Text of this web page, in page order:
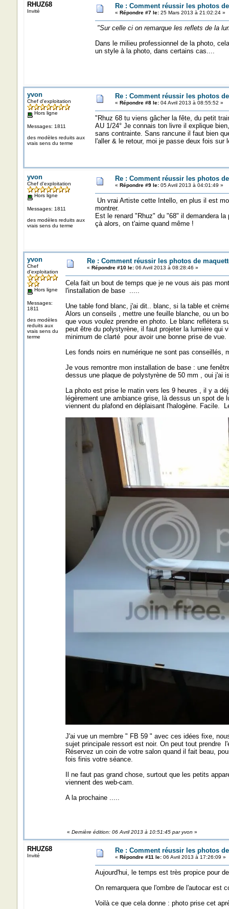
RHUZ68
Invité
Re : Comment réussir les photos
« Répondre #7 le:25 Mars 2013 à 21:02:24 »
"Sur celle ci on remarque les reflets de la
Dans le milieu professionnel de la photo,
un style à la photo, dans certains cas....
yvon
Chef d'exploitation
Hors ligne
Messages: 1811
des modèles reduits aux
vrais sens du terme
Re : Comment réussir les photos
« Répondre #8 le:04 Avril 2013 à 08:55:52 »
"Rhuz 68 tu viens gâcher la fête, du petit
AU 1/24° Je connais ton livre il explique
sans contrainte. Sans rancune il faut bien
l'aller & le retour, moi je passe deux fois sur
yvon
Chef d'exploitation
Hors ligne
Messages: 1811
des modèles reduits aux
vrais sens du terme
Re : Comment réussir les photos
« Répondre #9 le:05 Avril 2013 à 04:01:49 »
Un vrai Artiste cette Intello, en plus il est
montrer.
Est le renard "Rhuz" du "68" il demandera
çà alors, on t'aime quand même !
yvon
Chef
d'exploitation
Hors ligne
Messages:
1811
des modèles
reduits aux
vrais sens du
terme
Re : Comment réussir les photos de
« Répondre #10 le:06 Avril 2013 à 08:28:46 »
Cela fait un bout de temps que je ne vous ais pas
l'installation de base .....
Une table fond blanc, j'ai dit.. blanc, si la table et
Alors un conseils , mettre une feuille blanche, ou un
que vous voulez prendre en photo. Le blanc reflétera
peut être du polystyrène, il faut projeter la lumière qui
minimum de clarté pour avoir une bonne prise de vue.
Les fonds noirs en numérique ne sont pas
Je vous remontre mon installation de base : une
dessus une plaque de polystyrène de 50 mm , oui j'ai
La photo est prise le matin vers les 9 heures , il y a
légèrement une ambiance grise, là dessus un spot
viennent du plafond en déplaisant l'halogène. Facile.
J'ai vue un membre " FB 59 " avec ces idées fixe,
sujet principale ressort est noir. On peut tout prendre
Réservez un coin de votre salon quand il fait beau,
fois finis votre séance.
Il ne faut pas grand chose, surtout que les petits
viennent des web-cam.
A la prochaine .....
« Dernière édition: 06 Avril 2013 à 10:51:45 par yvon »
RHUZ68
Invité
Re : Comment réussir les photos
« Répondre #11 le:06 Avril 2013 à 17:26:09 »
Aujourd'hui, le temps est très propice pour
On remarquera que l'ombre de l'autocar est
Voilà ce que cela donne : photo prise cet